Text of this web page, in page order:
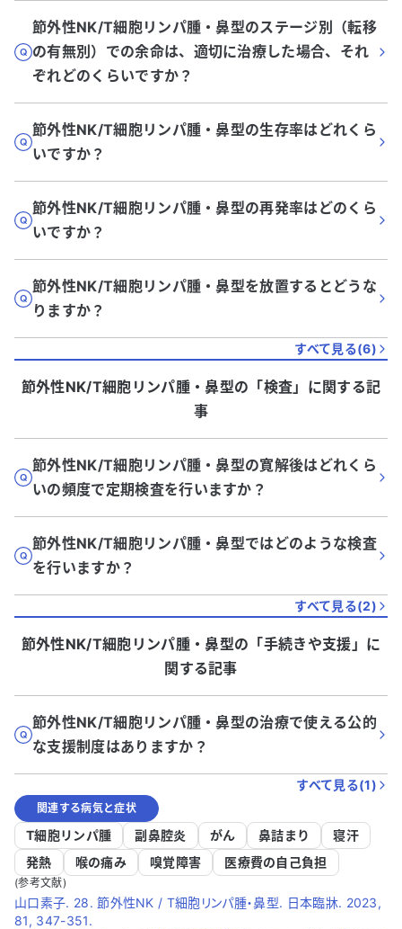
節外性NK/T細胞リンパ腫・鼻型のステージ別（転移
の有無別）での余命は、適切に治療した場合、それ
ぞれどのくらいですか？
節外性NK/T細胞リンパ腫・鼻型の生存率はどれくら
いですか？
節外性NK/T細胞リンパ腫・鼻型の再発率はどのくら
いですか？
節外性NK/T細胞リンパ腫・鼻型を放置するとどうな
りますか？
すべて見る(6)
節外性NK/T細胞リンパ腫・鼻型の「検査」に関する記
事
節外性NK/T細胞リンパ腫・鼻型の寛解後はどれくら
いの頻度で定期検査を行いますか？
節外性NK/T細胞リンパ腫・鼻型ではどのような検査
を行いますか？
すべて見る(2)
節外性NK/T細胞リンパ腫・鼻型の「手続きや支援 」に
関する記事
節外性NK/T細胞リンパ腫・鼻型の治療で使える公的
な支援制度はありますか？
すべて見る(1)
関連する病気と症状
T細胞リンパ腫 副鼻腔炎 がん 鼻詰まり
寝汗
発熱
喉の痛み 嗅覚障害 医療費の自己負担
(参考文献)
山口素子. 28. 節外性NK / T細胞リンパ腫・鼻型. 日本臨牀. 2023,
81, 347-351.